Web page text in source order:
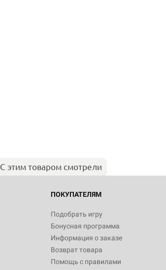
С этим товаром смотрели
ПОКУПАТЕЛЯМ
Подобрать игру
Бонусная программа
Информация о заказе
Возврат товара
Помощь с правилами